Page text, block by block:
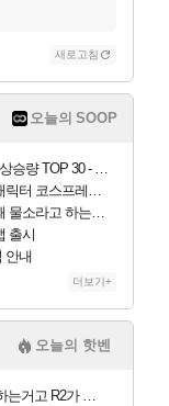
새로고침
오늘의 SOOP
30 - 월간 치지직
코스프레한 꽁주
하는거야? 아! 그만 ㅋㅋ
출시
안내
더보기+
오늘의 핫벤
가 뭘말하는걸까요?